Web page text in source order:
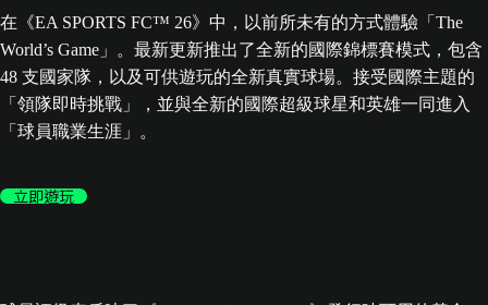
在《EA SPORTS FC™ 26》中，以前所未有的方式體驗「The
World’s Game」。最新更新推出了全新的國際錦標賽模式，包含
48 支國家隊，以及可供遊玩的全新真實球場。接受國際主題的
「領隊即時挑戰」，並與全新的國際超級球星和英雄一同進入
「球員職業生涯」。
立即遊玩